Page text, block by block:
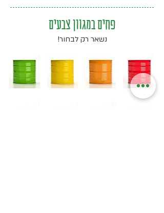
פחים במגוון צבעים
נשאר רק לבחור!